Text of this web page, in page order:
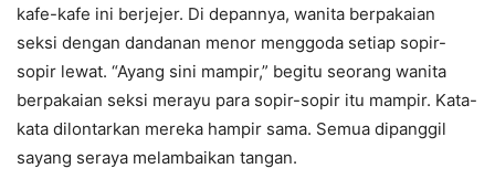
kafe-kafe ini berjejer. Di depannya, wanita berpakaian
seksi dengan dandanan menor menggoda setiap sopir-
sopir lewat. “Ayang sini mampir,” begitu seorang wanita
berpakaian seksi merayu para sopir-sopir itu mampir. Kata-
kata dilontarkan mereka hampir sama. Semua dipanggil
sayang seraya melambaikan tangan.